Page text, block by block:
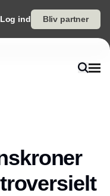
Log ind Bliv partner